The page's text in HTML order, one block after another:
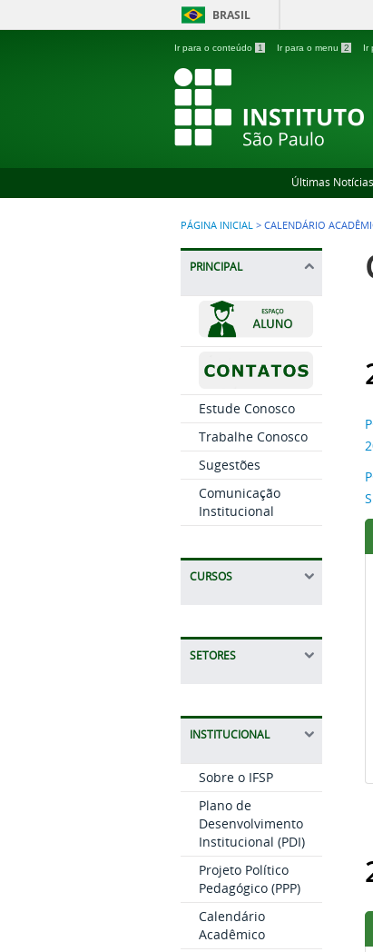
BRASIL
Ir para o conteúdo 1 Ir para o menu 2 Ir
Últimas Notícias
PÁGINA INICIAL > CALENDÁRIO
PRINCIPAL
Estude Conosco
Trabalhe Conosco
Sugestões
Comunicação
Institucional
CURSOS
SETORES
INSTITUCIONAL
Sobre o IFSP
Plano de
Desenvolvimento
Institucional (PDI)
Projeto Político
Pedagógico (PPP)
Calendário
Acadêmico